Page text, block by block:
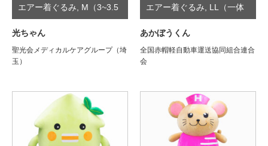
エアー着ぐるみ M（3~3.5
頭身）
光ちゃん
聖光会メディカルケアグループ（埼
玉）
エアー着ぐるみ LL（一体
型）
あかぼうくん
全国赤帽軽自動車運送協同組合連合
会